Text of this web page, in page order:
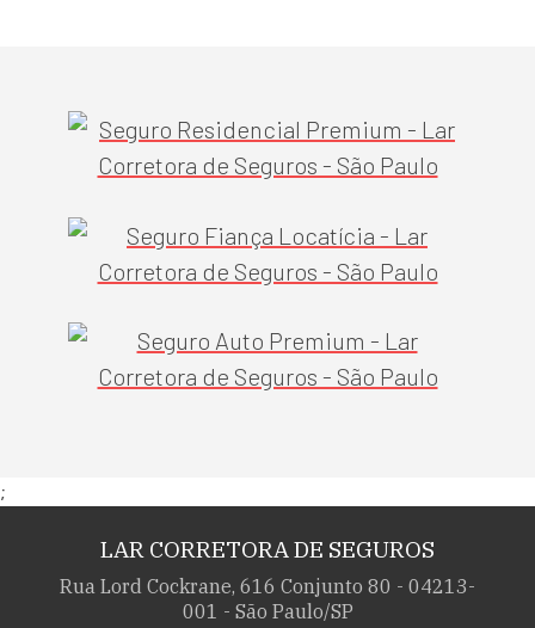
;
LAR CORRETORA DE SEGUROS
Rua Lord Cockrane, 616 Conjunto 80 - 04213-
001 - São Paulo/SP